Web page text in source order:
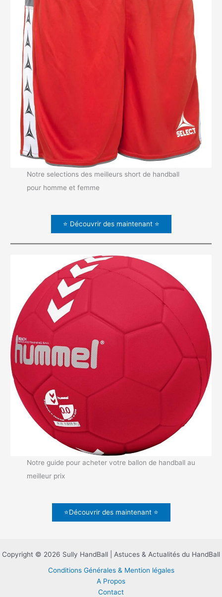
Notre selections des meilleurs short de handball
pour homme et femme
⭐ Découvrir des maintenant ⭐
Notre guide pour acheter votre ballon de handball au
meilleur prix
⭐Découvrir des maintenant ⭐
Copyright © 2026 Sully HandBall | Astuces & Actualités du HandBall
Conditions Générales & Mention légales
A Propos
Contact